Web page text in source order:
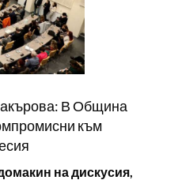
В Община
към
на дискусия,